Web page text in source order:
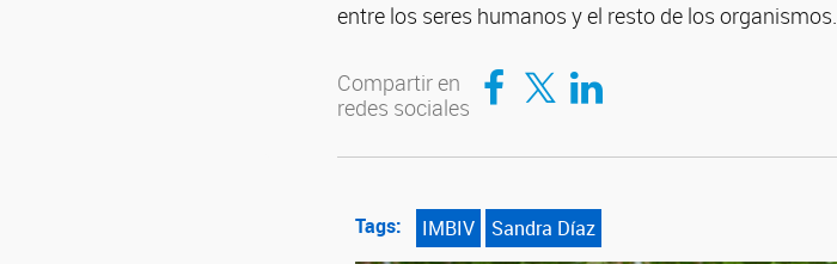
entre los seres humanos y el resto de los organismos.
Compartir en
redes sociales
Compartir en Facebook
Compartir en TwitterCompartir en LinkedIn
Tags: IMBIV Sandra Díaz